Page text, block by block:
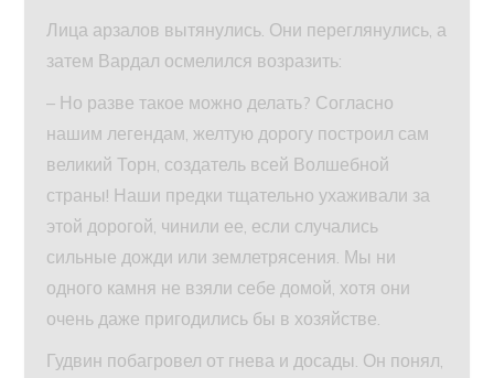
Лица арзалов вытянулись. Они переглянулись, а
затем Вардал осмелился возразить:
– Но разве такое можно делать? Согласно
нашим легендам, желтую дорогу построил сам
великий Торн, создатель всей Волшебной
страны! Наши предки тщательно ухаживали за
этой дорогой, чинили ее, если случались
сильные дожди или землетрясения. Мы ни
одного камня не взяли себе домой, хотя они
очень даже пригодились бы в хозяйстве.
Гудвин побагровел от гнева и досады. Он понял,